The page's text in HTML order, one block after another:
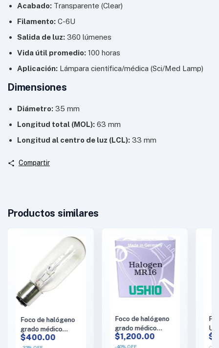
Acabado: Transparente (Clear)
Filamento: C-6U
Salida de luz: 360 lúmenes
Vida útil promedio: 100 horas
Aplicación: Lámpara científica/médica (Sci/Med Lamp)
Dimensiones
Diámetro: 35 mm
Longitud total (MOL): 63 mm
Longitud al centro de luz (LCL): 33 mm
Compartir
Productos similares
Foco de halógeno
grado médico
General Electric
$400.00
Foco de halógeno
grado médico
USHIO 12v 50w
$1,200.00
-40%OFF